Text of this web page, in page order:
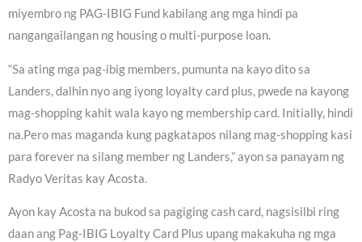
miyembro ng PAG-IBIG Fund kabilang ang mga hindi pa
nangangailangan ng housing o multi-purpose loan.
“Sa ating mga pag-ibig members, pumunta na kayo dito sa
Landers, dalhin nyo ang iyong loyalty card plus, pwede na kayong
mag-shopping kahit wala kayo ng membership card. Initially, hindi
na.Pero mas maganda kung pagkatapos nilang mag-shopping kasi
para forever na silang member ng Landers,” ayon sa panayam ng
Radyo Veritas kay Acosta.
Ayon kay Acosta na bukod sa pagiging cash card, nagsisilbi ring
daan ang Pag-IBIG Loyalty Card Plus upang makakuha ng mga